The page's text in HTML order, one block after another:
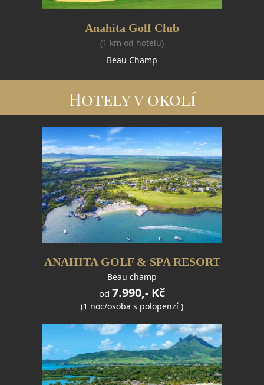
Anahita Golf Club
(1 km od hotelu)
Beau Champ
Hotely v okolí
ANAHITA GOLF & SPA RESORT
Beau champ
od 7.990,- Kč
(1 noc/osoba s polopenzí )